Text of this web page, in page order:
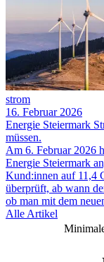
strom
16. Februar 2026
Energie Steiermark
müssen.
Am 6. Februar 2026
Energie Steiermark
Kund:innen auf 11,4
überprüft, ab wann
ob man mit dem
Alle Artikel